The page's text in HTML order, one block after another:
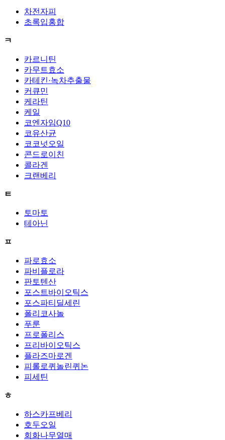
차전자피
초록입홍합
ㅋ
카르니틴
카무트효소
카테킨·녹차추출물
커큐민
케라틴
케일
코엔자임Q10
코유산균
코코넛오일
콘드로이친
콜라겐
크랜베리
ㅌ
토마토
테아닌
ㅍ
파로효소
파비플로라
판토텐산
포스트바이오틱스
포스파티딜세린
폴리코사놀
푸룬
프로폴리스
프리바이오틱스
플라즈마로겐
피롤로퀴놀린퀴논
피세틴
ㅎ
하스카프베리
호두오일
회화나무열매